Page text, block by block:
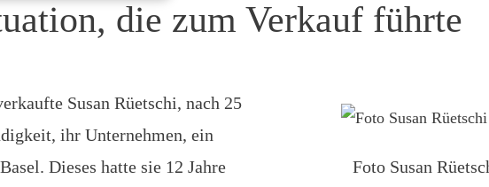
die zum Verkauf führte
Susan Rüetschi, nach 25
ihr Unternehmen, ein
Dieses hatte sie 12 Jahre
Foto Susan